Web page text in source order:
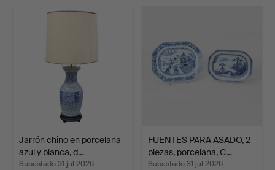
Jarrón chino en porcelana
azul y blanca, d…
Subastado 31 jul 2026
FUENTES PARA ASADO, 2
piezas, porcelana, C…
Subastado 31 jul 2026